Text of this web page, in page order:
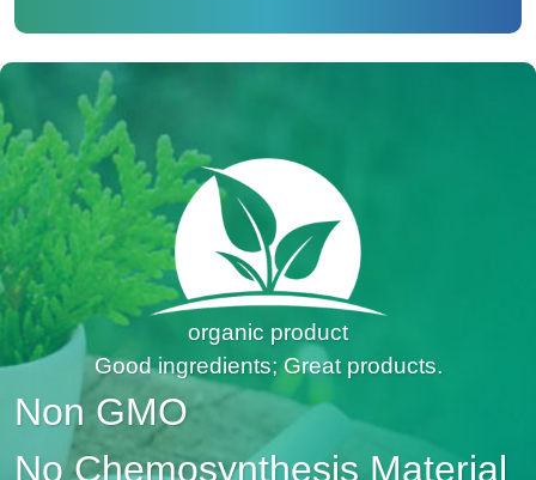
organic product
Good ingredients; Great products.
Non GMO
No Chemosynthesis Material